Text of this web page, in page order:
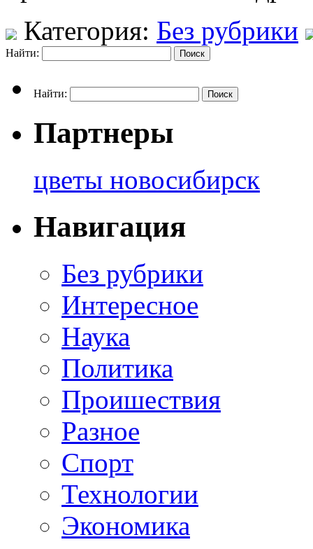
Категория: Без рубрики
Найти:
Найти:
Партнеры
цветы новосибирск
Навигация
Без рубрики
Интересное
Наука
Политика
Проишествия
Разное
Спорт
Технологии
Экономика